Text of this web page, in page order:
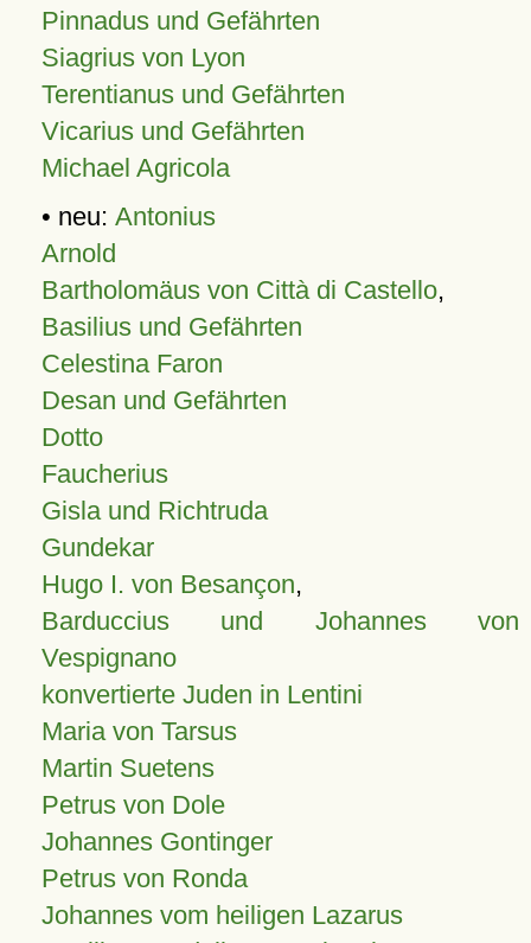
Pinnadus und Gefährten
Siagrius von Lyon
Terentianus und Gefährten
Vicarius und Gefährten
Michael Agricola
• neu: Antonius
Arnold
Bartholomäus von Città di Castello,
Basilius und Gefährten
Celestina Faron
Desan und Gefährten
Dotto
Faucherius
Gisla und Richtruda
Gundekar
Hugo I. von Besançon,
Barduccius und Johannes von
Vespignano
konvertierte Juden in Lentini
Maria von Tarsus
Martin Suetens
Petrus von Dole
Johannes Gontinger
Petrus von Ronda
Johannes vom heiligen Lazarus